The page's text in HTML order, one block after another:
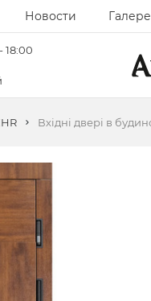
Новости
18:00
Вхідні двері в